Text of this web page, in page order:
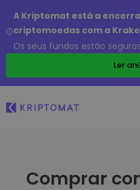
A Kriptomat está a
criptomoedas com a
Os seus fundos estão
Ler
Comprar